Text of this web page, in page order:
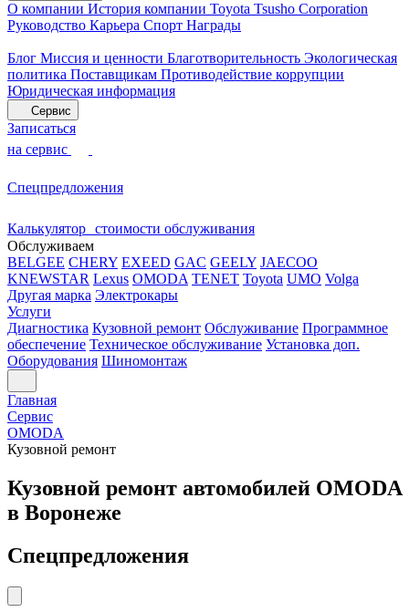
О компании История компании Toyota Tsusho Corporation
Руководство Карьера Спорт Награды
Блог Миссия и ценности Благотворительность Экологическая
политика Поставщикам Противодействие коррупции
Юридическая информация
Сервис
Записаться
на сервис
Спецпредложения
Калькулятор стоимости обслуживания
Обслуживаем
BELGEE CHERY EXEED GAC GEELY JAECOO
KNEWSTAR Lexus OMODA TENET Toyota UMO Volga
Другая марка Электрокары
Услуги
Диагностика Кузовной ремонт Обслуживание Программное
обеспечение Техническое обслуживание Установка доп.
Оборудования Шиномонтаж
Главная
Сервис
OMODA
Кузовной ремонт
Кузовной ремонт автомобилей OMODA
в Воронеже
Спецпредложения